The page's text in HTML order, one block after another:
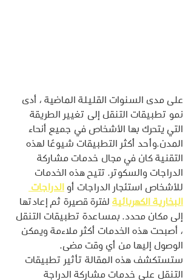
على مدى السنوات القليلة الماضية ، أدى
نمو تطبيقات التنقل إلى تغيير الطريقة
التي يتحرك بها الأشخاص في جميع أنحاء
المدن.وأحد أكثر التطبيقات شيوعًا لهذه
التقنية كان في مجال خدمات مشاركة
الدراجات والسكوتر. تتيح هذه الخدمات
للأشخاص استئجار الدراجات أو الدراجات
البخارية الكهربائية لفترة قصيرة ثم إعادتها
إلى مكان محدد. بمساعدة تطبيقات التنقل
، أصبحت هذه الخدمات أكثر ملاءمة ويمكن
الوصول إليها من أي وقت مضى.
ستستكشف هذه المقالة تأثير تطبيقات
التنقل على خدمات مشاركة الدراجة